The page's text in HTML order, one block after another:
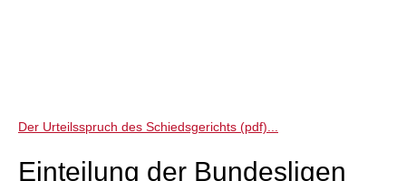
Der Urteilsspruch des Schiedsgerichts (pdf)...
Einteilung der Bundesligen